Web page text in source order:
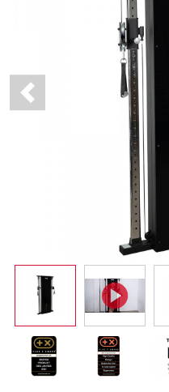
Previous